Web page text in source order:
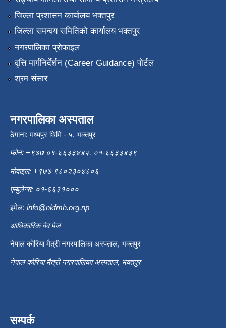
जिल्ला प्रशासन कार्यालय भक्तपुर
जिल्ला समन्वय समितिको कार्यालय भक्तपुर
नगरपालिका प्रोफाइल
वृत्ति मार्गनिर्देर्शन (Career Guidance) पोर्टल
श्रम संसार
नगरपालिका अस्पताल
ठेगाना: मध्यपुर थिमि - ५, भक्तपुर
फोन: +९७७ ०१-६६३३४४२, ०१-६६३३४३९
मोवाइल: +९७७ ९८०२३०४८०६
एम्बुलेन्स: ०१-६६३१०००
इमेल: info@nkfmh.org.np
आधिकारिक वेव पेज
नेपाल कोरिया मैत्री नगरपालिका अस्पताल, भक्तपुर
नेपाल कोरिया मैत्री नगरपालिका अस्पताल, भक्तपुर
सम्पर्क